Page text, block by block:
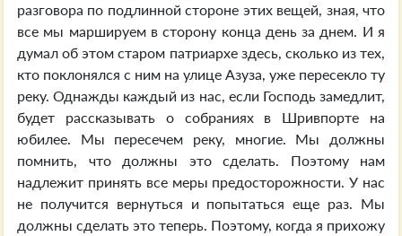
разговора по подлинной стороне этих вещей, зная, что
все мы маршируем в сторону конца день за днем. И я
думал об этом старом патриархе здесь, сколько из тех,
кто поклонялся с ним на улице Азуза, уже пересекло ту
реку. Однажды каждый из нас, если Господь замедлит,
будет рассказывать о собраниях в Шривпорте на
юбилее. Мы пересечем реку, многие. Мы должны
помнить, что должны это сделать. Поэтому нам
надлежит принять все меры предосторожности. У нас
не получится вернуться и попытаться еще раз. Мы
должны сделать это теперь. Поэтому, когда я прихожу